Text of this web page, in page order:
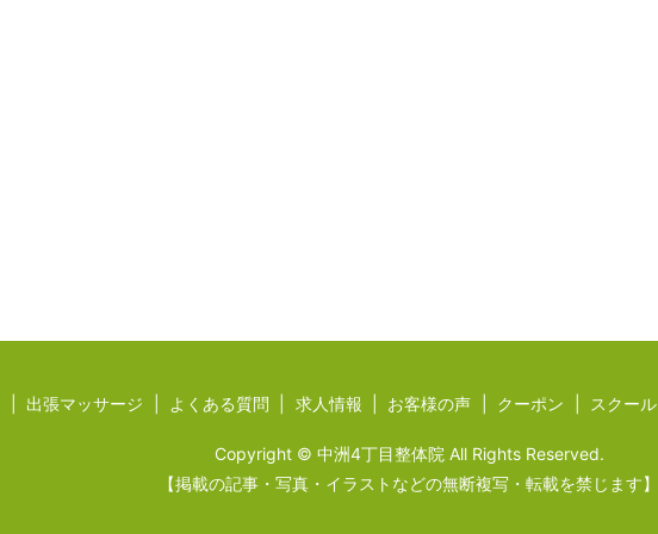
出張マッサージ よくある質問 求人情報 お客様の声 クーポン スクール
Copyright © 中洲4丁目整体院 All Rights Reserved.
【掲載の記事・写真・イラストなどの無断複写・転載を禁じます】